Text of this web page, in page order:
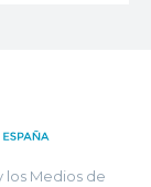
los Medios de